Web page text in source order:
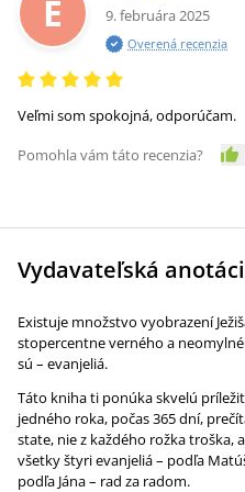
E 9. februára 2025
Overená recenzia
Veľmi som spokojná, odporúčam.
Pomohla vám táto recenzia?
Vydavateľská
Existuje množstvo vyobrazení
stopercentne verného a
sú – evanjeliá.
Táto kniha ti ponúka skvelú
jedného roka, počas 365 dní,
state, nie z každého rožka troška,
všetky štyri evanjeliá – podľa
podľa Jána – rad za radom.